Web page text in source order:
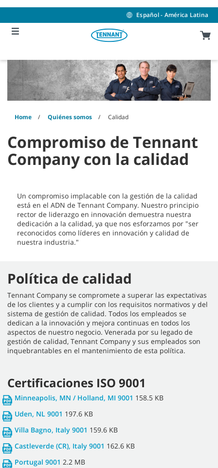
content
navigation
menu
Español - América Latina
Home Quiénes somos Calidad
Compromiso de Tennant
Company con la calidad
Un compromiso implacable con la gestión de la calidad
está en el ADN de Tennant Company. Nuestro principio
rector de liderazgo en innovación demuestra nuestra
dedicación a la calidad, ya que nos esforzamos por "ser
reconocidos como líderes en innovación y calidad de
nuestra industria."
Política de calidad
Tennant Company se compromete a superar las expectativas
de los clientes y a cumplir con los requisitos normativos y del
sistema de gestión de calidad. Todos los empleados se
dedican a la innovación y mejora continuas en todos los
aspectos de nuestro negocio. Venerada por su legado de
gestión de calidad, Tennant Company y sus empleados son
inquebrantables en el mantenimiento de esta política.
Certificaciones ISO 9001
Minneapolis, MN / Holland, MI 9001 158.5 KB
Uden, NL 9001 197.6 KB
Villa Bagno, Italy 9001 159.6 KB
Castleverde (CR), Italy 9001 162.6 KB
Portugal 9001 2.2 MB